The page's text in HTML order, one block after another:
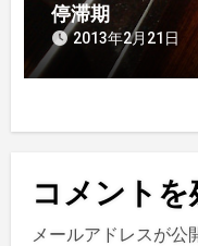
停滞期
2013年2月21日
コメントを
メールアドレスが公